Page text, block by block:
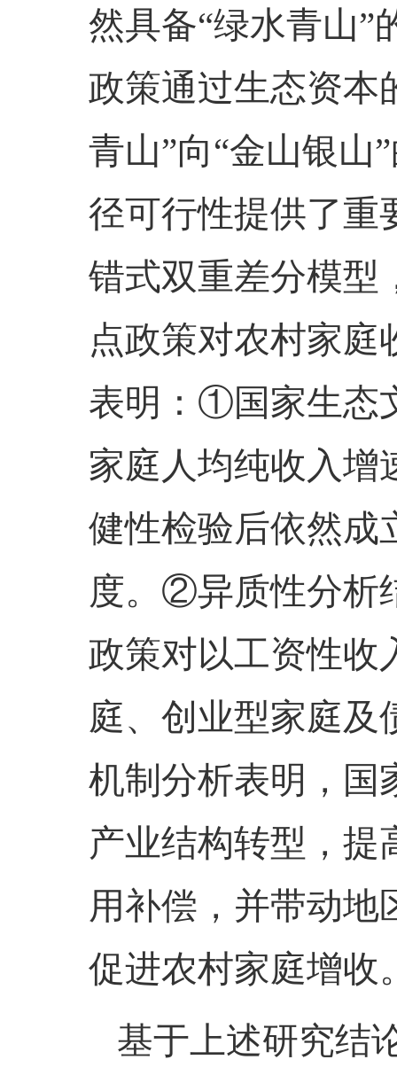
然具备“绿水青山”
政策通过生态资本
青山”向“金山银山
径可行性提供了重
错式双重差分模型
点政策对农村家庭
表明：①国家生态
家庭人均纯收入增
健性检验后依然成
度。②异质性分析
政策对以工资性收
庭、创业型家庭
机制分析表明，国
产业结构转型，提
用补偿，并带动地
促进农村家庭增收
基于上述研究结